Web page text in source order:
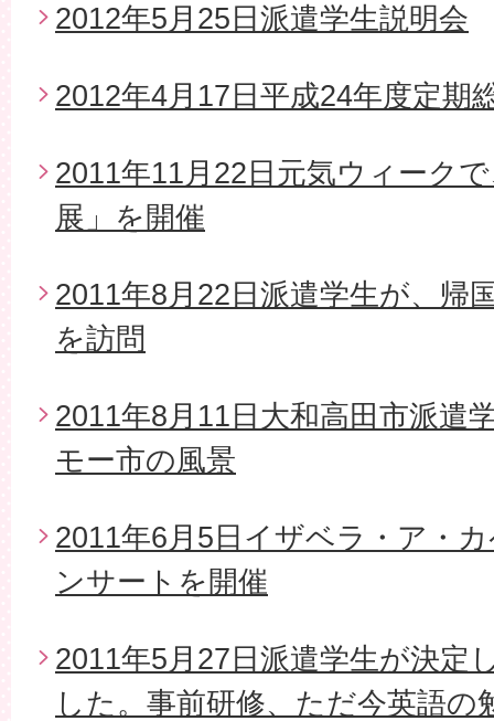
2012年5月25日派遣学生説明会
2012年4月17日平成24年度定期
2011年11月22日元気ウィーク
展」を開催
2011年8月22日派遣学生が、帰
を訪問
2011年8月11日大和高田市派遣
モー市の風景
2011年6月5日イザベラ・ア・
ンサートを開催
2011年5月27日派遣学生が決定
した。事前研修、ただ今英語の